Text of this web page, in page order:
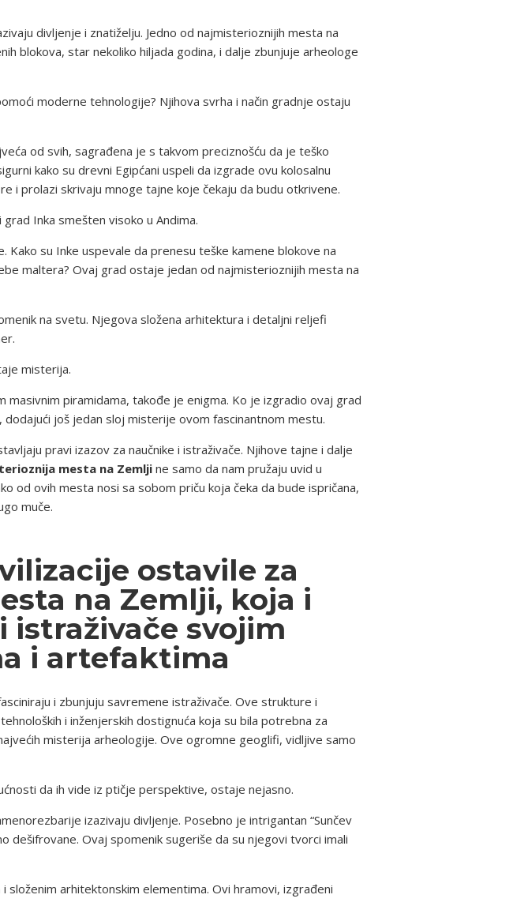
divljenje i znatiželju. Jedno od najmisterioznijih mesta na
blokova, star nekoliko hiljada godina, i dalje zbunjuje arheologe
moderne tehnologije? Njihova svrha i način gradnje ostaju
od svih, sagrađena je s takvom preciznošću da je teško
kako su drevni Egipćani uspeli da izgrade ovu kolosalnu
i prolazi skrivaju mnoge tajne koje čekaju da budu otkrivene.
Inka smešten visoko u Andima.
Kako su Inke uspevale da prenesu teške kamene blokove na
maltera? Ovaj grad ostaje jedan od najmisterioznijih mesta na
na svetu. Njegova složena arhitektura i detaljni reljefi
misterija.
piramidama, takođe je enigma. Ko je izgradio ovaj grad
još jedan sloj misterije ovom fascinantnom mestu.
pravi izazov za naučnike i istraživače. Njihove tajne i dalje
mesta na Zemljine samo da nam pružaju uvid u
od ovih mesta nosi sa sobom priču koja čeka da bude ispričana,
muče.
ostavile za
na Zemlji, koja i
svojim
i artefaktima
i zbunjuju savremene istraživače. Ove strukture i
i inženjerskih dostignuća koja su bila potrebna za
misterija arheologije. Ove ogromne geoglifi, vidljive samo
da ih vide iz ptičje perspektive, ostaje nejasno.
izazivaju divljenje. Posebno je intrigantan “Sunčev
dešifrovane. Ovaj spomenik sugeriše da su njegovi tvorci imali
složenim arhitektonskim elementima. Ovi hramovi, izgrađeni